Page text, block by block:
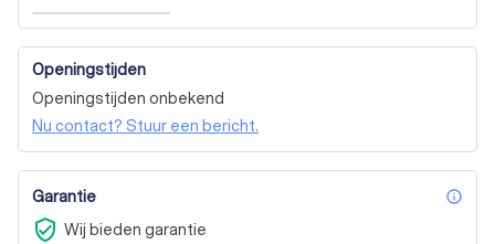
Openingstijden
Openingstijden onbekend
Nu contact? Stuur een bericht.
Garantie
verified_user Wij bieden garantie